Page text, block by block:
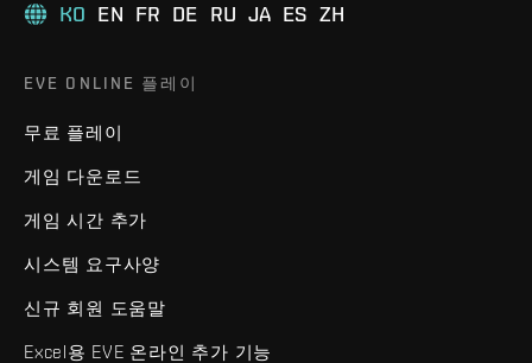
KO EN FR DE RU JA ES ZH
EVE ONLINE 플레이
무료 플레이
게임 다운로드
게임 시간 추가
시스템 요구사양
신규 회원 도움말
Excel용 EVE 온라인 추가 기능